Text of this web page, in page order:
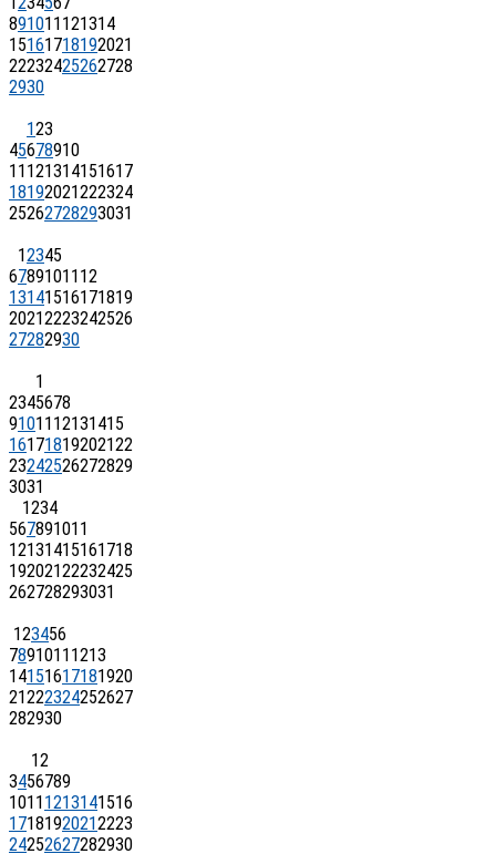
891011 121314
15161718192021
22232425262728
2930
123
45678910
11 121314151617
18192021222324
25262728293031
12345
67891011 12
13141516171819
20212223242526
27282930
1
2345678
91011 12131415
16171819202122
23242526272829
3031
1234
567891011
12131415161718
19202122232425
262728293031
123456
7891011 1213
14151617181920
21222324252627
282930
12
3456789
1011 1213141516
17181920212223
24252627282930